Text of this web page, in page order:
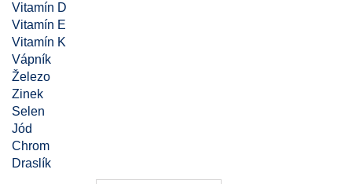
Vitamín D
Vitamín E
Vitamín K
Vápník
Železo
Zinek
Selen
Jód
Chrom
Draslík